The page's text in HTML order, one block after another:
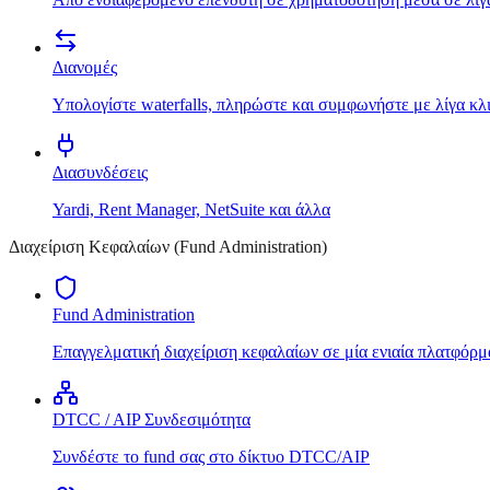
Διανομές
Υπολογίστε waterfalls, πληρώστε και συμφωνήστε με λίγα
Διασυνδέσεις
Yardi, Rent Manager, NetSuite και άλλα
Διαχείριση Κεφαλαίων (Fund Administration)
Fund Administration
Επαγγελματική διαχείριση κεφαλαίων σε μία ενιαία
DTCC / AIP Συνδεσιμότητα
Συνδέστε το fund σας στο δίκτυο DTCC/AIP